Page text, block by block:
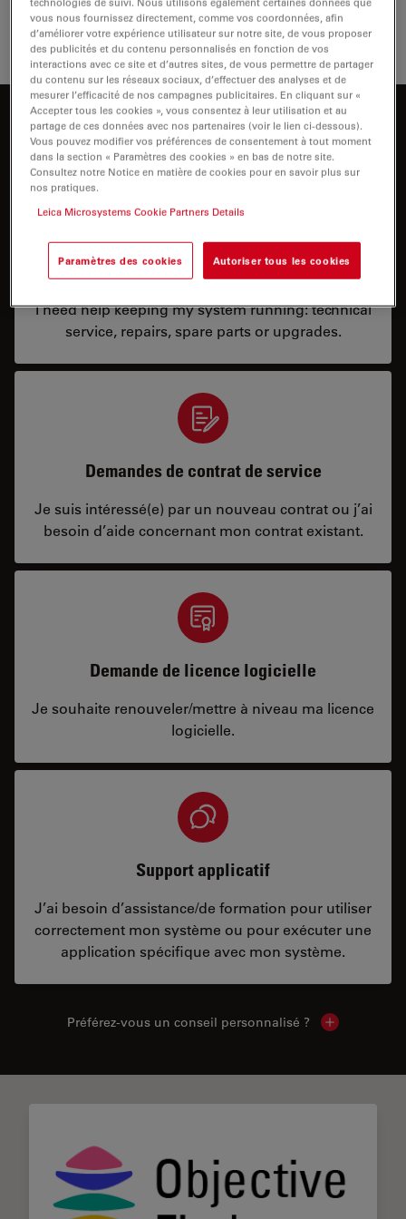
répondre à vos besoins.
Comment pouvons-nous vous aider ?
Service & Repair
I need help keeping my system running: technical
service, repairs, spare parts or upgrades.
Demandes de contrat de service
Je suis intéressé(e) par un nouveau contrat ou j’ai
besoin d’aide concernant mon contrat existant.
Demande de licence logicielle
Je souhaite renouveler/mettre à niveau ma licence
logicielle.
Support applicatif
J’ai besoin d’assistance/de formation pour utiliser
correctement mon système ou pour exécuter une
application spécifique avec mon système.
Préférez-vous un conseil personnalisé ? Show local
vous nous fournissez directement, comme vos coordonnées, afin
d’améliorer votre expérience utilisateur sur notre site, de vous proposer
des publicités et du contenu personnalisés en fonction de vos
interactions avec ce site et d’autres sites, de vous permettre de partager
du contenu sur les réseaux sociaux, d’effectuer des analyses et de
mesurer l’efficacité de nos campagnes publicitaires. En cliquant sur «
Accepter tous les cookies », vous consentez à leur utilisation et au
partage de ces données avec nos partenaires (voir le lien ci-dessous).
Vous pouvez modifier vos préférences de consentement à tout moment
dans la section « Paramètres des cookies » en bas de notre site.
Consultez notre Notice en matière de cookies pour en savoir plus sur
nos pratiques.
Leica Microsystems Cookie Partners Details
Paramètres des cookies Autoriser tous les cookies